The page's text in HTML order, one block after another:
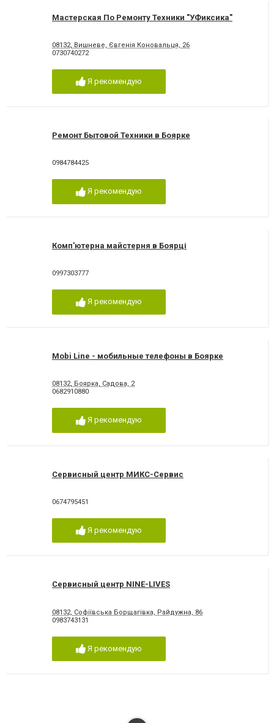
Мастерская По Ремонту Техники "УФиксика"
08132, Вишневе, Євгенія Коновальця, 26
0730740272
Я рекомендую
Ремонт Бытовой Техники в Боярке
0984784425
Я рекомендую
Комп'ютерна майстерня в Боярці
0997303777
Я рекомендую
Mobi Line - мобильные телефоны в Боярке
08132, Боярка, Садова, 2
0682910880
Я рекомендую
Сервисный центр МИКС-Сервис
0674795451
Я рекомендую
Сервисный центр NINE-LIVES
08132, Софіївська Борщагівка, Райдужна, 86
0983743131
Я рекомендую